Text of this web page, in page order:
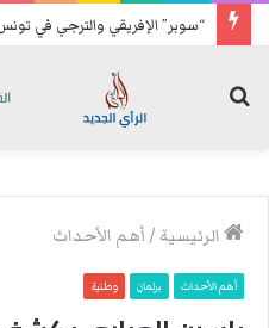
“سوبر” الإفريقي والترجي في
الرئيسية /أهم الأحداث
أهم الأحداث برلمان وطنية